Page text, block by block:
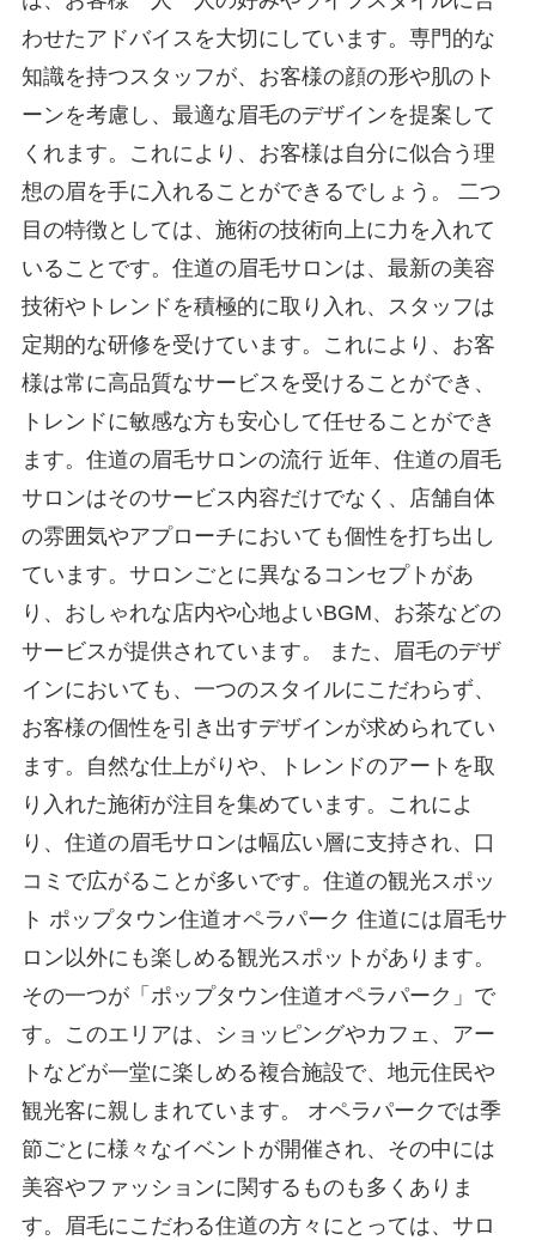
わせたアドバイスを大切にしています。専門的な
知識を持つスタッフが、お客様の顔の形や肌のト
ーンを考慮し、最適な眉毛のデザインを提案して
くれます。これにより、お客様は自分に似合う理
想の眉を手に入れることができるでしょう。 二つ
目の特徴としては、施術の技術向上に力を入れて
いることです。住道の眉毛サロンは、最新の美容
技術やトレンドを積極的に取り入れ、スタッフは
定期的な研修を受けています。これにより、お客
様は常に高品質なサービスを受けることができ、
トレンドに敏感な方も安心して任せることができ
ます。 ​​​​​​​住道の眉毛サロンの流行 近年、住道の眉毛
サロンはそのサービス内容だけでなく、店舗自体
の雰囲気やアプローチにおいても個性を打ち出し
ています。サロンごとに異なるコンセプトがあ
り、おしゃれな店内や心地よいBGM、お茶などの
サービスが提供されています。 また、眉毛のデザ
インにおいても、一つのスタイルにこだわらず、
お客様の個性を引き出すデザインが求められてい
ます。自然な仕上がりや、トレンドのアートを取
り入れた施術が注目を集めています。これによ
り、住道の眉毛サロンは幅広い層に支持され、口
コミで広がることが多いです。 ​​​​​住道の観光スポッ
ト ポップタウン住道オペラパーク 住道には眉毛サ
ロン以外にも楽しめる観光スポットがあります。
その一つが「ポップタウン住道オペラパーク」で
す。このエリアは、ショッピングやカフェ、アー
トなどが一堂に楽しめる複合施設で、地元住民や
観光客に親しまれています。 オペラパークでは季
節ごとに様々なイベントが開催され、その中には
美容やファッションに関するものも多くありま
す。眉毛にこだわる住道の方々にとっては、サロ